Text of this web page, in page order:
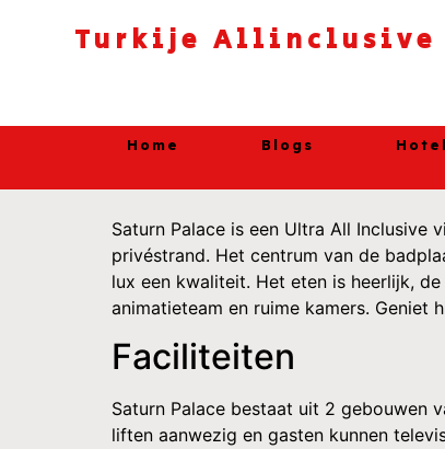
Turkije Allinclusive
Home Blogs
Saturn Palace is een Ultra All
privéstrand. Het centrum van de
lux een kwaliteit. Het eten is heerlijk,
animatieteam en ruime kamers. Geniet
Faciliteiten
Saturn Palace bestaat uit 2 gebouwen
liften aanwezig en gasten kunnen